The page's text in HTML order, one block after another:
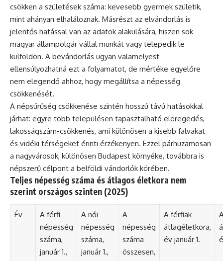
csökken a születések száma: kevesebb gyermek születik,
mint ahányan elhaláloznak. Másrészt az elvándorlás is
jelentős hatással van az adatok alakulására, hiszen sok
magyar állampolgár vállal munkát vagy telepedik le
külföldön. A bevándorlás ugyan valamelyest
ellensúlyozhatná ezt a folyamatot, de mértéke egyelőre
nem elegendő ahhoz, hogy megállítsa a népesség
csökkenését.
A népsűrűség csökkenése szintén hosszú távú hatásokkal
járhat: egyre több településen tapasztalható elöregedés,
lakosságszám-csökkenés, ami különösen a kisebb falvakat
és vidéki térségeket érinti érzékenyen. Ezzel párhuzamosan
a nagyvárosok, különösen Budapest környéke, továbbra is
népszerű célpont a belföldi vándorlók körében.
Teljes népesség száma és átlagos életkora nem
szerint országos szinten (2025)
Év
A férfi
népesség
száma,
január 1.,
A női
népesség
száma,
január 1.,
A
népesség
száma
összesen,
A férfiak
átlagéletkora,
év január 1.